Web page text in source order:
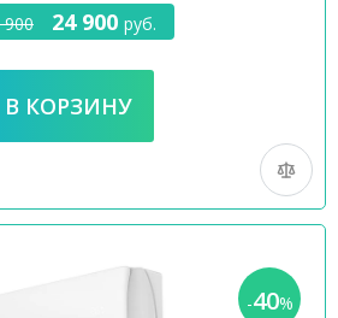
900 24 900 руб.
-40%